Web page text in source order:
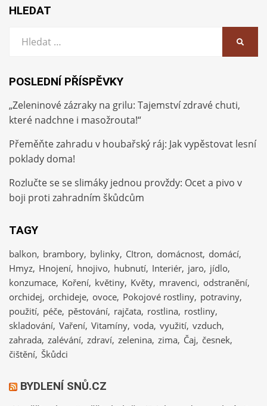
HLEDAT
POSLEDNÍ PŘÍSPĚVKY
„Zeleninové zázraky na grilu: Tajemství zdravé chuti,
které nadchne i masožrouta!“
Přeměňte zahradu v houbařský ráj: Jak vypěstovat lesní
poklady doma!
Rozlučte se se slimáky jednou provždy: Ocet a pivo v
boji proti zahradním škůdcům
TAGY
balkon brambory bylinky CItron domácnost domácí
Hmyz Hnojení hnojivo hubnutí Interiér jaro jídlo
konzumace Koření květiny Květy mravenci odstranění
orchidej orchideje ovoce Pokojové rostliny potraviny
použití péče pěstování rajčata rostlina rostliny
skladování Vaření Vitamíny voda využití vzduch
zahrada zalévání zdraví zelenina zima Čaj česnek
čištění Škůdci
BYDLENÍ SNŮ.CZ